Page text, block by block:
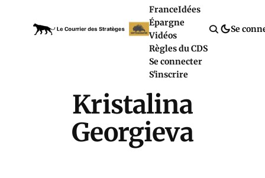
FranceIdées
Épargne
Vidéos
Règles du CDS
Se connecter
S'inscrire
Se
Kristalina
Georgieva